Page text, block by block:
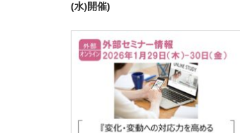
(水)開催)